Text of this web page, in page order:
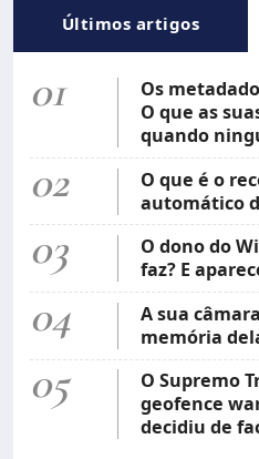
Últimos artigos
01
Os
O que as
quando
02
O que é o
automático
03
O dono do
faz? E
04
A sua
memória
05
O Supremo
geofence
decidiu de